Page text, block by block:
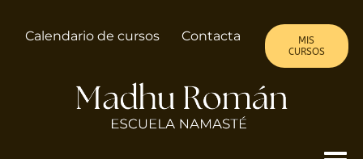
Calendario de cursos Contacta
MIS
CURSOS